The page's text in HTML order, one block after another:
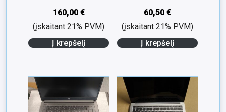
160,00 €
(įskaitant 21% PVM)
Į krepšelį
60,50 €
(įskaitant 21% PVM)
Į krepšelį